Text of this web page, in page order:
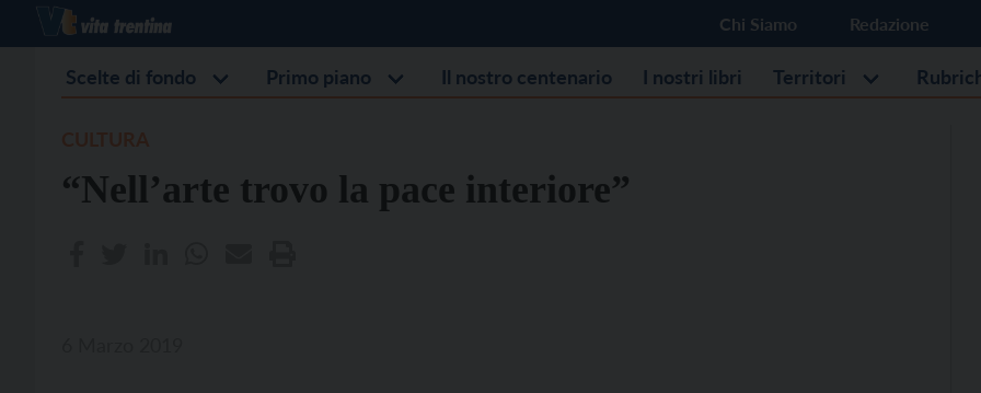
Chi Siamo Redazione
Scelte di fondo Primo piano Il nostro centenario I nostri libri Territori
“Nell’arte trovo la pace interiore”